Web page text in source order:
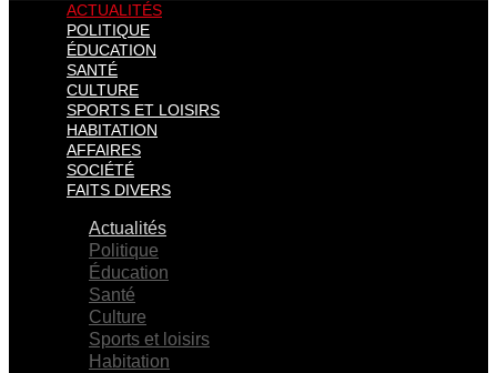
ACTUALITÉS
POLITIQUE
ÉDUCATION
SANTÉ
CULTURE
SPORTS ET LOISIRS
HABITATION
AFFAIRES
SOCIÉTÉ
FAITS DIVERS
Actualités
Politique
Éducation
Santé
Culture
Sports et loisirs
Habitation